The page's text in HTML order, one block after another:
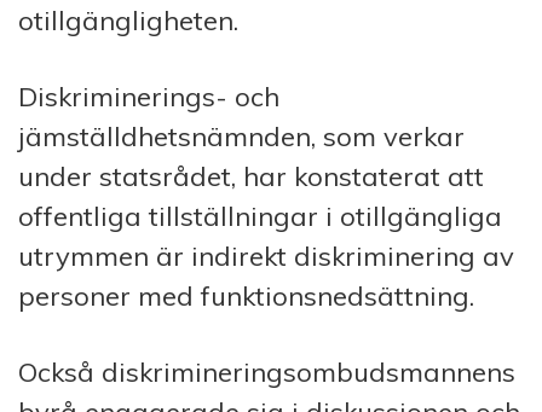
otillgängligheten.
Diskriminerings- och
jämställdhetsnämnden, som verkar
under statsrådet, har konstaterat att
offentliga tillställningar i otillgängliga
utrymmen är indirekt diskriminering av
personer med funktionsnedsättning.
Också diskrimineringsombudsmannens